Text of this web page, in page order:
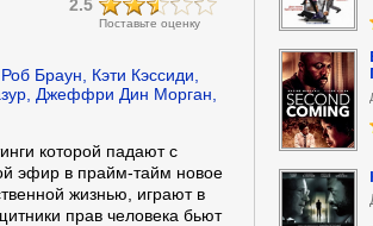
Поставьте оценку
2.5
Браун, Кэти Кэссиди,
Джеффри Дин Морган,
которой падают с
эфир в прайм-тайм новое
жизнью, играют в
прав человека бьют